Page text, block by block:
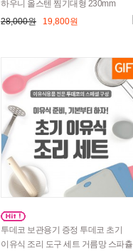
하우니 올스텐 찜기대형 230mm
28,000원 19,800원
투데코 보관용기 증정 투데코 초기
이유식 조리 도구 세트 거름망 스파츌